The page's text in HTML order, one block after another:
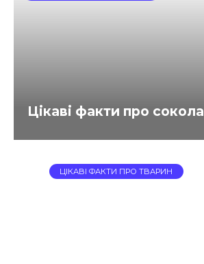
Цікаві факти про сокола
ЦІКАВІ ФАКТИ ПРО ТВАРИН